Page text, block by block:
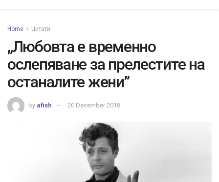
Home Цитати
„Любовта е временно
ослепяване за прелестите на
останалите жени”
by afish 20 December 2018